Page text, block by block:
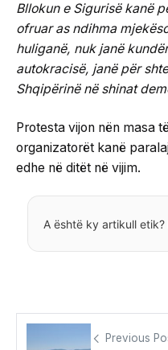
Bllokun e Sigurisë kanë
ofruar as ndihma
huliganë, nuk janë
autokracisë, janë për
Shqipërinë në shinat
Protesta vijon nën masa
organizatorët kanë
edhe në ditët në vijim.
A është ky artikull etik?
Previous